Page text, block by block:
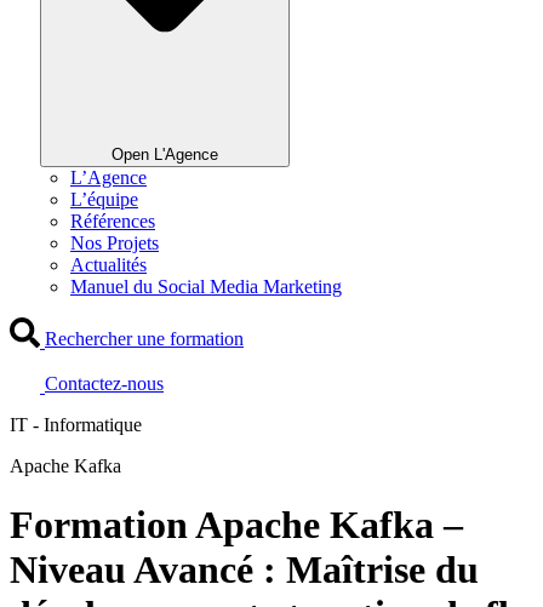
Open L'Agence
L’Agence
L’équipe
Références
Nos Projets
Actualités
Manuel du Social Media Marketing
Rechercher une formation
Contactez-nous
IT - Informatique
Apache Kafka
Formation Apache Kafka –
Niveau Avancé : Maîtrise du